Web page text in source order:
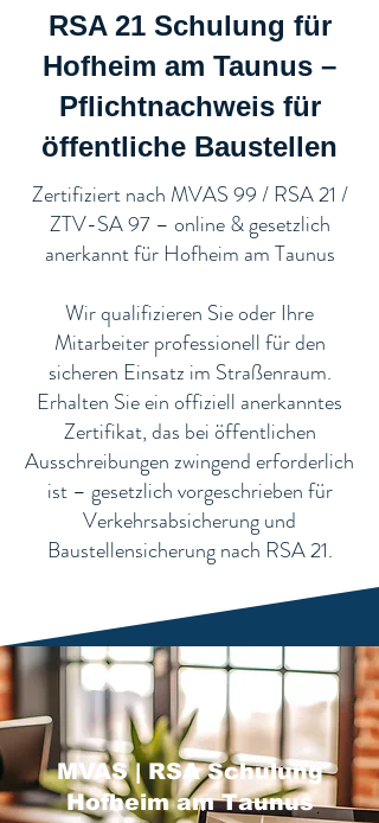
RSA 21 Schulung für
Hofheim am Taunus –
Pflichtnachweis für
öffentliche Baustellen​
​Zertifiziert nach MVAS 99 / RSA 21 /
ZTV-SA 97 – online & gesetzlich
anerkannt für Hofheim am Taunus
Wir qualifizieren Sie oder Ihre
Mitarbeiter professionell für den
sicheren Einsatz im Straßenraum.
Erhalten Sie ein offiziell anerkanntes
Zertifikat, das bei öffentlichen
Ausschreibungen zwingend erforderlich
ist – gesetzlich vorgeschrieben für
Verkehrsabsicherung und
Baustellensicherung nach RSA 21.
MVAS | RSA Schulung
Hofheim am Taunus